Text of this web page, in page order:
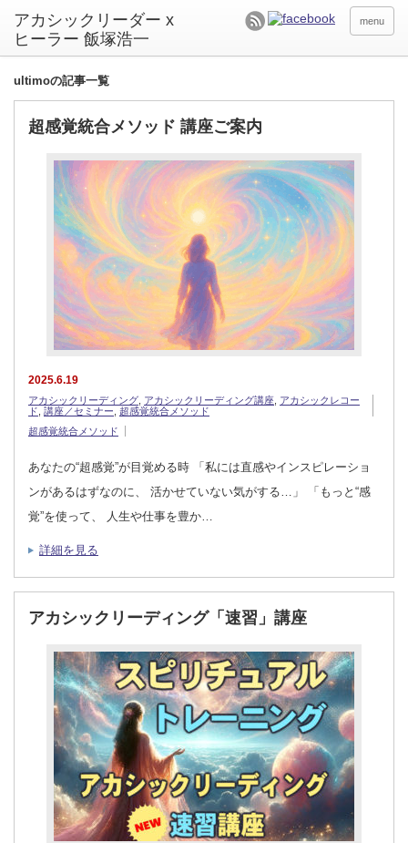
アカシックリーダー x
ヒーラー 飯塚浩一
menu
ultimoの記事一覧
超感覚統合メソッド 講座ご案内
2025.6.19
アカシックリーディング, アカシックリーディング講座, アカシックレコー
ド, 講座／セミナー, 超感覚統合メソッド
超感覚統合メソッド
あなたの“超感覚”が目覚める時 「私には直感やインスピレーショ
ンがあるはずなのに、 活かせていない気がする…」 「もっと“感
覚”を使って、 人生や仕事を豊か…
詳細を見る
アカシックリーディング「速習」講座